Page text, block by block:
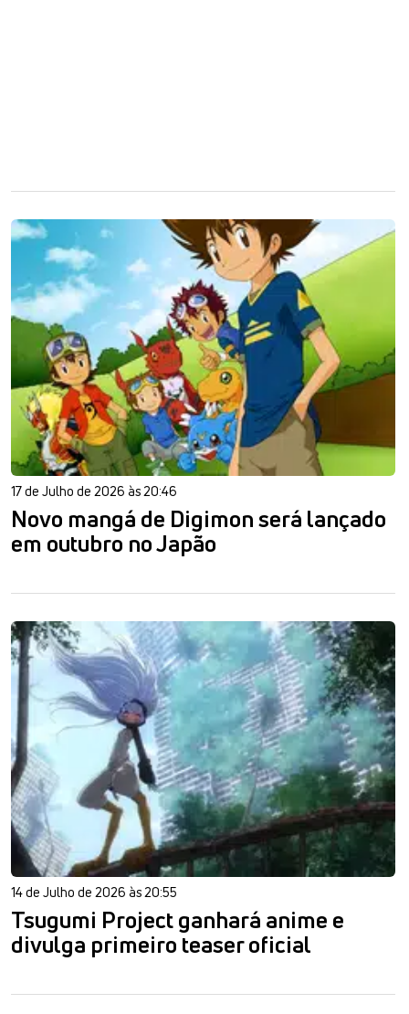
17 de Julho de 2026 às 20:46
Novo mangá de Digimon será lançado
em outubro no Japão
14 de Julho de 2026 às 20:55
Tsugumi Project ganhará anime e
divulga primeiro teaser oficial